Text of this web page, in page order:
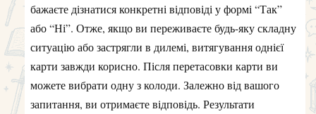
бажаєте дізнатися конкретні відповіді у формі “Так”
або “Ні”. Отже, якщо ви переживаєте будь-яку складну
ситуацію або застрягли в дилемі, витягування однієї
карти завжди корисно. Після перетасовки карти ви
можете вибрати одну з колоди. Залежно від вашого
запитання, ви отримаєте відповідь. Результати